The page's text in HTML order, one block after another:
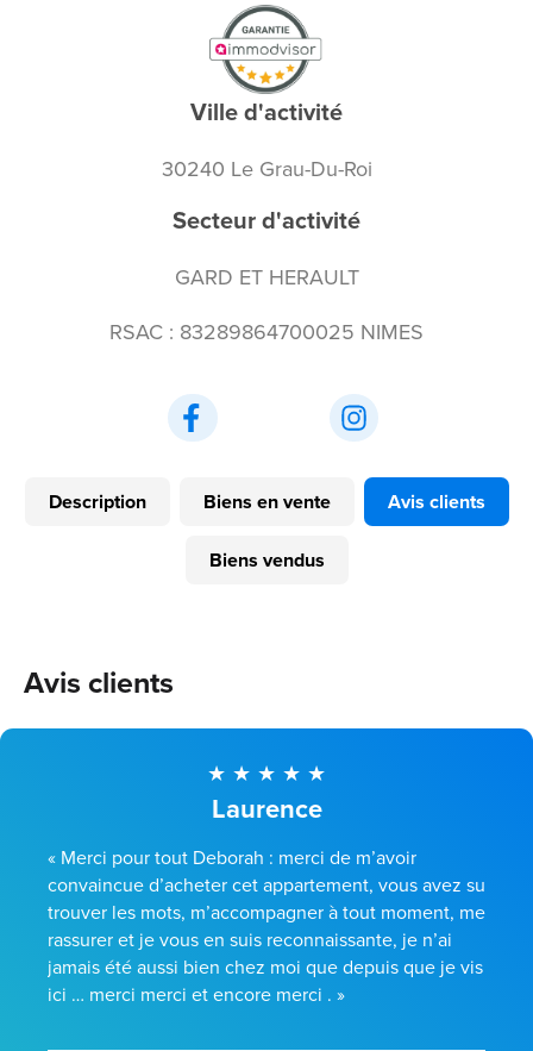
Ville d'activité
30240 Le Grau-Du-Roi
Secteur d'activité
GARD ET HERAULT
RSAC : 83289864700025 NIMES
Description Biens en vente Avis clients
Biens vendus
Avis clients
Laurence
« Merci pour tout Deborah : merci de m’avoir
convaincue d’acheter cet appartement, vous avez su
trouver les mots, m’accompagner à tout moment, me
rassurer et je vous en suis reconnaissante, je n’ai
jamais été aussi bien chez moi que depuis que je vis
ici … merci merci et encore merci . »